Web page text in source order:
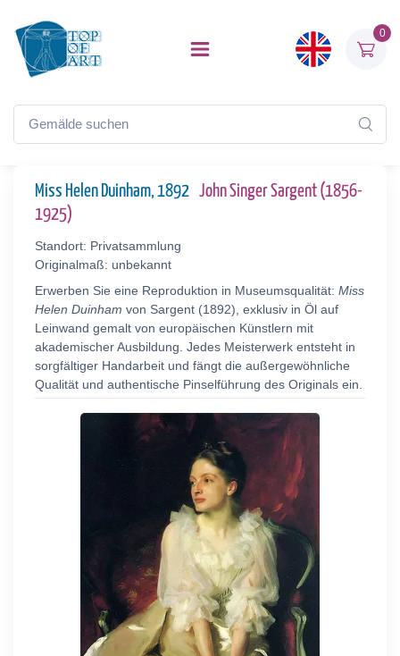
0
Miss Helen Duinham, 1892 John Singer Sargent (1856-
1925)
Standort: Privatsammlung
Originalmaß: unbekannt
Erwerben Sie eine Reproduktion in Museumsqualität: Miss
Helen Duinham von Sargent (1892), exklusiv in Öl auf
Leinwand gemalt von europäischen Künstlern mit
akademischer Ausbildung. Jedes Meisterwerk entsteht in
sorgfältiger Handarbeit und fängt die außergewöhnliche
Qualität und authentische Pinselführung des Originals ein.